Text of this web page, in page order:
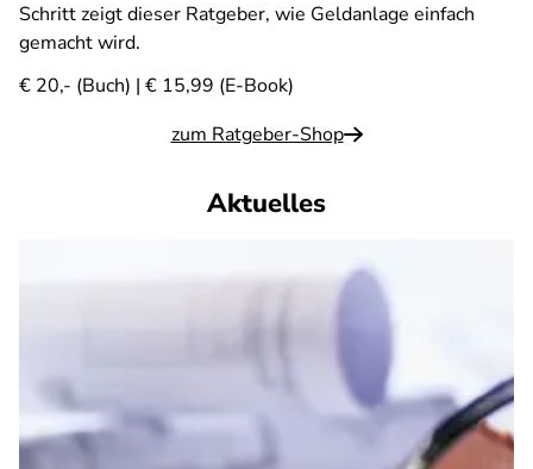
Schritt zeigt dieser Ratgeber, wie Geldanlage einfach
gemacht wird.
€ 20,- (Buch) | € 15,99 (E-Book)
zum Ratgeber-Shop
Aktuelles